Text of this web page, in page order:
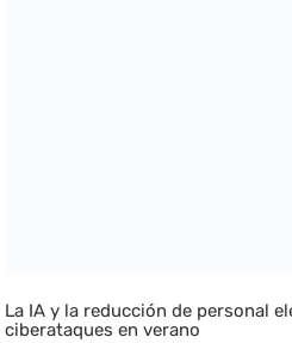
La IA y la reducción de personal
ciberataques en verano